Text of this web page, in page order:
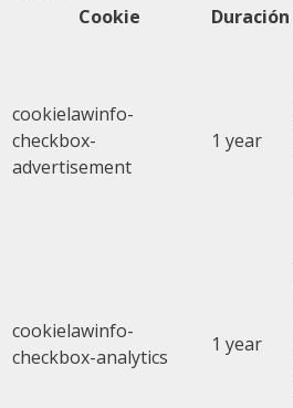
Cookie
Duración
cookielawinfo-
checkbox-
advertisement
1 year
cookielawinfo-
checkbox-analytics
1 year